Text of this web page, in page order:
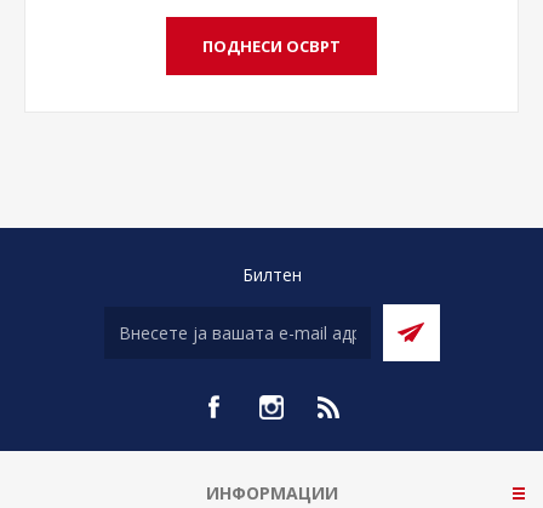
Билтен
ИНФОРМАЦИИ